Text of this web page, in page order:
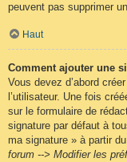
peuvent pas supprimer
Haut
Comment ajouter une
Vous devez d’abord
l’utilisateur. Une fois
sur le formulaire de
signature par défaut à
ma signature » à partir
forum --> Modifier les